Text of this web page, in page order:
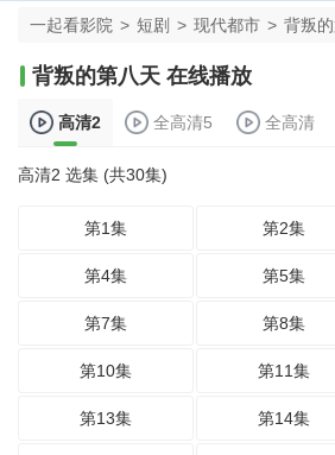
一起看影院 > 短剧 > 现代都市 > 背叛
背叛的第八天 在线播放
高清2 全高清5 全高清
高清2 选集 (共30集)
第1集 第2集
第4集 第5集
第7集 第8集
第10集 第11集
第13集 第14集